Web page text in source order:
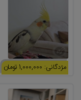
مژدگانی: 1,000,000 تومان